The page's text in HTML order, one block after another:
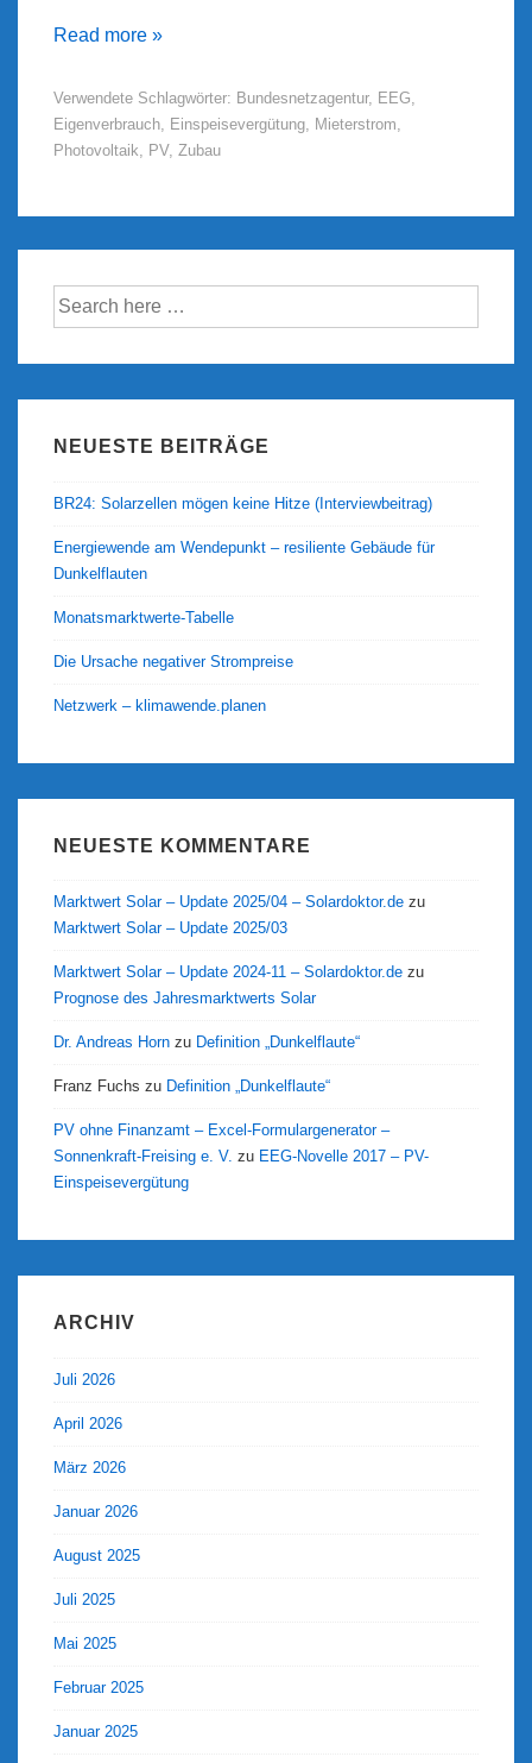
PV-
und
Einspeisevergütung
Read more »
Verwendete Schlagwörter: Bundesnetzagentur, EEG,
Eigenverbrauch, Einspeisevergütung, Mieterstrom,
Photovoltaik, PV, Zubau
Suche
nach:
NEUESTE BEITRÄGE
BR24: Solarzellen mögen keine Hitze (Interviewbeitrag)
Energiewende am Wendepunkt – resiliente Gebäude für
Dunkelflauten
Monatsmarktwerte-Tabelle
Die Ursache negativer Strompreise
Netzwerk – klimawende.planen
NEUESTE KOMMENTARE
Marktwert Solar – Update 2025/04 – Solardoktor.de zu
Marktwert Solar – Update 2025/03
Marktwert Solar – Update 2024-11 – Solardoktor.de zu
Prognose des Jahresmarktwerts Solar
Dr. Andreas Horn zu Definition „Dunkelflaute“
Franz Fuchs zu Definition „Dunkelflaute“
PV ohne Finanzamt – Excel-Formulargenerator –
Sonnenkraft-Freising e. V. zu EEG-Novelle 2017 – PV-
Einspeisevergütung
ARCHIV
Juli 2026
April 2026
März 2026
Januar 2026
August 2025
Juli 2025
Mai 2025
Februar 2025
Januar 2025